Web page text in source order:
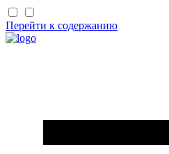
Перейти к содержанию